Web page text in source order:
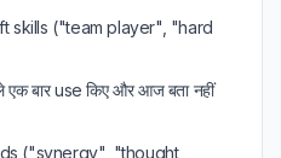
skills ("team player", "hard
बार use किए और आज बता नहीं
("synergy", "thought